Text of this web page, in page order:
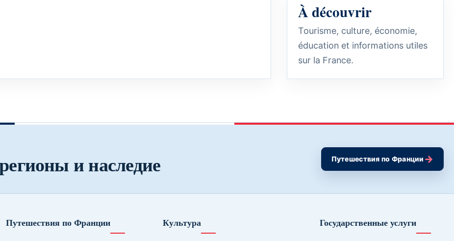
À découvrir
Tourisme, culture, économie,
éducation et informations utiles
sur la France.
и наследие Путешествия по Франции →
Путешествия по Франции Культура Государственные услуги